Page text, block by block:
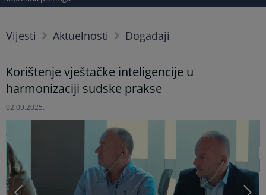
Vijesti Aktuelnosti Događaji
Korištenje vještačke inteligencije u
harmonizaciji sudske prakse
02.09.2025.